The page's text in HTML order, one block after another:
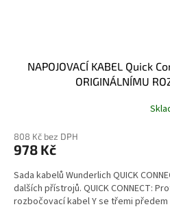
NAPOJOVACÍ KABEL Quick
ORIGINÁLNÍMU
808 Kč bez DPH
978 Kč
Sada kabelů Wunderlich QUICK
dalších přístrojů. QUICK CONNECT:
rozbočovací kabel Y se třemi